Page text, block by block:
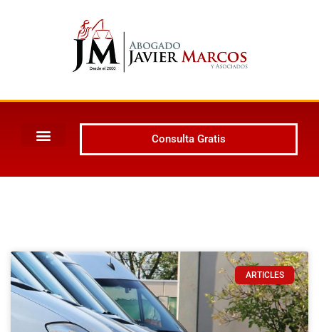
Consulta Gratis
ARTICLES